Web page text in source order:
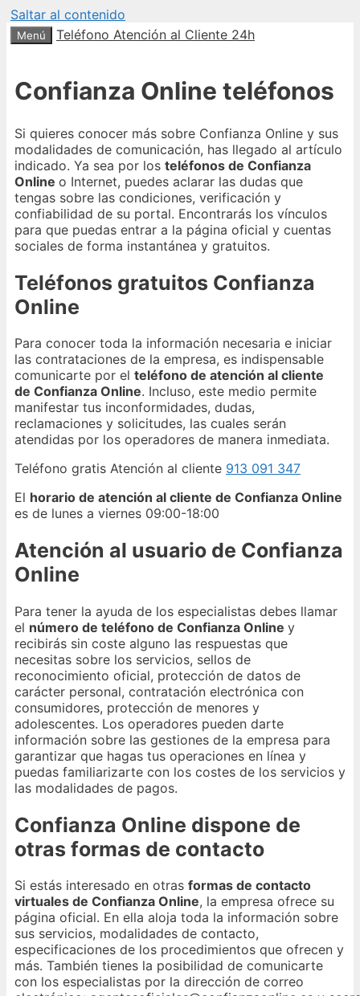
Saltar al contenido
Menú Teléfono Atención al Cliente 24h
Confianza Online teléfonos
Si quieres conocer más sobre Confianza Online y sus
modalidades de comunicación, has llegado al artículo
indicado. Ya sea por los teléfonos de Confianza
Online o Internet, puedes aclarar las dudas que
tengas sobre las condiciones, verificación y
confiabilidad de su portal. Encontrarás los vínculos
para que puedas entrar a la página oficial y cuentas
sociales de forma instantánea y gratuitos.
Teléfonos gratuitos Confianza
Online
Para conocer toda la información necesaria e iniciar
las contrataciones de la empresa, es indispensable
comunicarte por el teléfono de atención al cliente
de Confianza Online. Incluso, este medio permite
manifestar tus inconformidades, dudas,
reclamaciones y solicitudes, las cuales serán
atendidas por los operadores de manera inmediata.
Teléfono gratis Atención al cliente 913 091 347
El horario de atención al cliente de Confianza Online
es de lunes a viernes 09:00-18:00
Atención al usuario de Confianza
Online
Para tener la ayuda de los especialistas debes llamar
el número de teléfono de Confianza Online y
recibirás sin coste alguno las respuestas que
necesitas sobre los servicios, sellos de
reconocimiento oficial, protección de datos de
carácter personal, contratación electrónica con
consumidores, protección de menores y
adolescentes. Los operadores pueden darte
información sobre las gestiones de la empresa para
garantizar que hagas tus operaciones en línea y
puedas familiarizarte con los costes de los servicios y
las modalidades de pagos.
Confianza Online dispone de
otras formas de contacto
Si estás interesado en otras formas de contacto
virtuales de Confianza Online, la empresa ofrece su
página oficial. En ella aloja toda la información sobre
sus servicios, modalidades de contacto,
especificaciones de los procedimientos que ofrecen y
más. También tienes la posibilidad de comunicarte
con los especialistas por la dirección de correo